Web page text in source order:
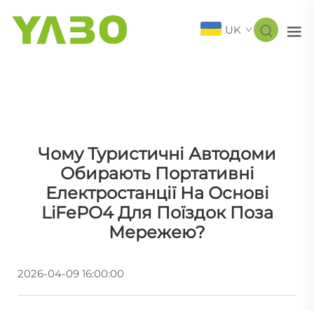
UK
Чому Туристичні Автодоми
Обирають Портативні
Електростанції На Основі
LiFePO4 Для Поїздок Поза
Мережею?
2026-04-09 16:00:00